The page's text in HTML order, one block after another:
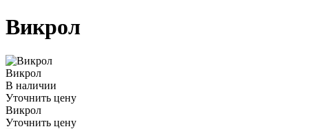
Викрол
Викрол
В наличии
Уточнить цену
Викрол
Уточнить цену